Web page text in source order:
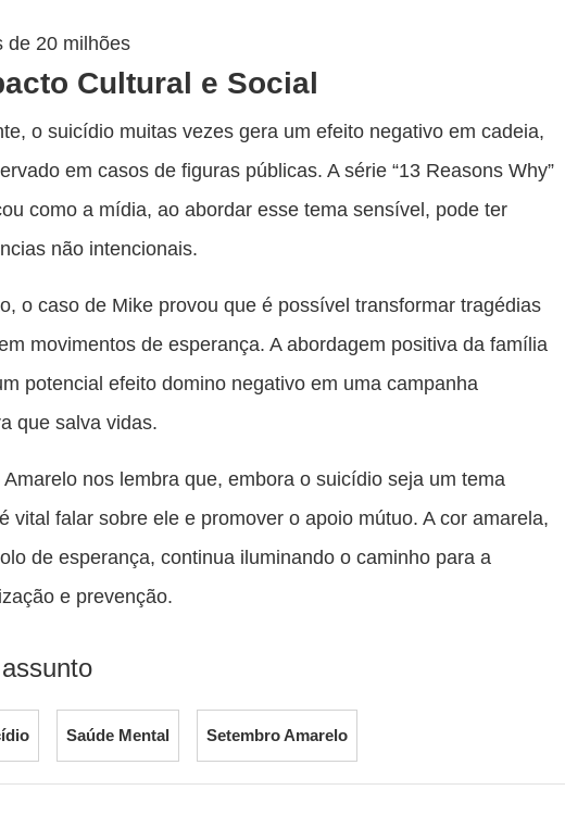
de 20 milhões
Cultural e Social
o suicídio muitas vezes gera um efeito negativo em cadeia,
em casos de figuras públicas. A série “13 Reasons Why”
como a mídia, ao abordar esse tema sensível, pode ter
não intencionais.
o caso de Mike provou que é possível transformar tragédias
movimentos de esperança. A abordagem positiva da família
potencial efeito domino negativo em uma campanha
que salva vidas.
Amarelo nos lembra que, embora o suicídio seja um tema
vital falar sobre ele e promover o apoio mútuo. A cor amarela,
de esperança, continua iluminando o caminho para a
e prevenção.
Saúde Mental Setembro Amarelo